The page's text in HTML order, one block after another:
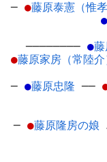
─ ●藤原泰憲（惟
●
──────── ●藤
●藤原家房（常陸
─ ●藤原忠隆 ──
─ ●藤原隆房の娘